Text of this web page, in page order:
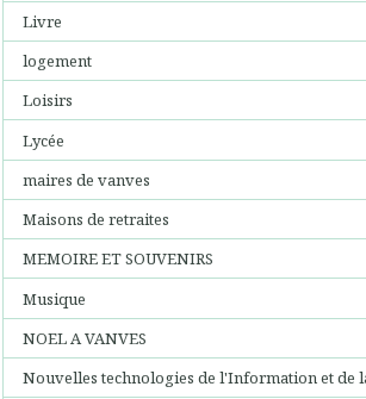
Livre
logement
Loisirs
Lycée
maires de vanves
Maisons de retraites
MEMOIRE ET SOUVENIRS
Musique
NOEL A VANVES
Nouvelles technologies de l'Information et de